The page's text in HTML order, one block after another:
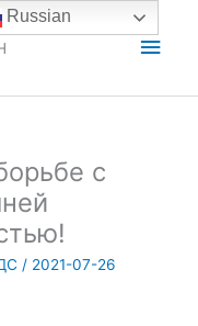
с
/ 2021-07-26
Russian